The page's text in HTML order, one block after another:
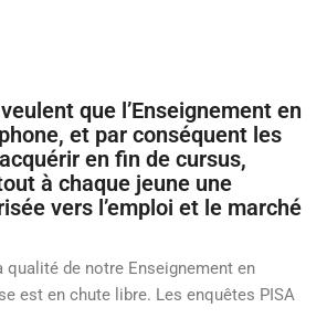
que l’Enseignement en
et par conséquent les
en fin de cursus,
à chaque jeune une
vers l’emploi et le marché
qualité de notre Enseignement en
est en chute libre. Les enquêtes PISA